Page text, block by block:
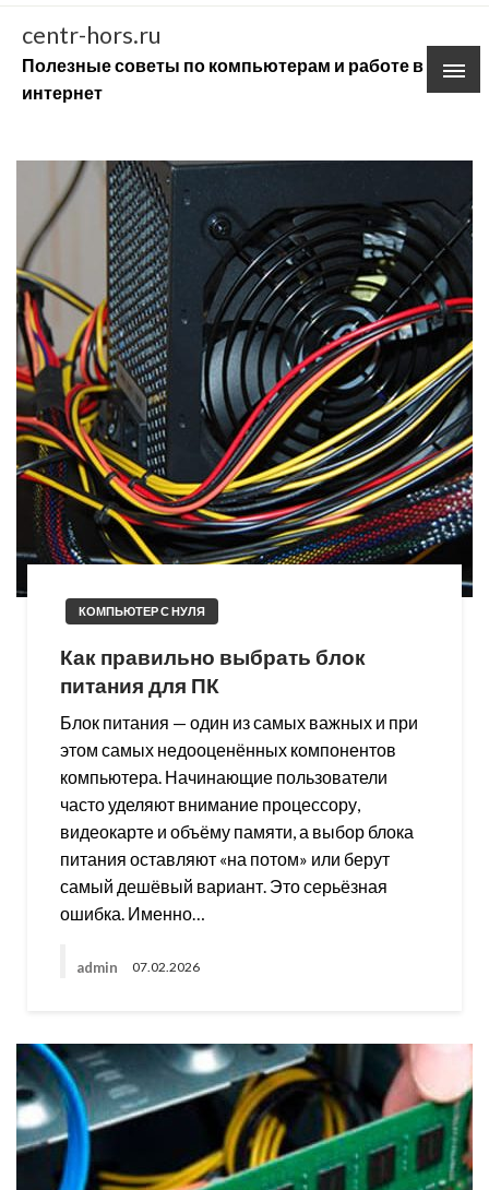
Skip
content
centr-hors.ru
Полезные советы по компьютерам и работе в
интернет
КОМПЬЮТЕР С НУЛЯ
Как правильно выбрать блок
питания для ПК
Блок питания — один из самых важных и при
этом самых недооценённых компонентов
компьютера. Начинающие пользователи
часто уделяют внимание процессору,
видеокарте и объёму памяти, а выбор блока
питания оставляют «на потом» или берут
самый дешёвый вариант. Это серьёзная
ошибка. Именно…
admin 07.02.2026